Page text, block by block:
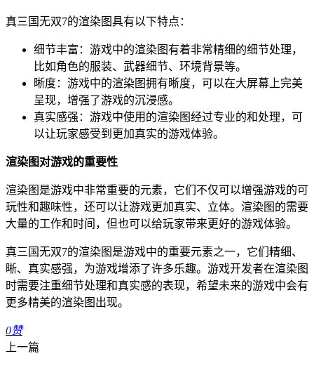
真三国无双7的渲染图具有以下特点：
细节丰富：游戏中的渲染图有着非常精细的细节处理，
比如角色的服装、武器细节、环境背景等。
晰度：游戏中的渲染图拥有晰度，可以在大屏幕上完美
呈现，增强了游戏的沉浸感。
真实感强：游戏中使用的渲染图经过专业的和处理，可
以让玩家感受到更加真实的游戏体验。
渲染图对游戏的重要性
渲染图是游戏中非常重要的元素，它们不仅可以增强游戏的可
玩性和趣味性，还可以让游戏更加真实、立体。渲染图的需要
大量的工作和时间，但也可以给玩家带来更好的游戏体验。
真三国无双7的渲染图是游戏中的重要元素之一，它们精细、
晰、真实感强，为游戏增添了许多乐趣。游戏开发者在渲染图
时需要注重细节处理和真实感的表现，希望未来的游戏中会有
更多精美的渲染图出现。
0赞
上一篇